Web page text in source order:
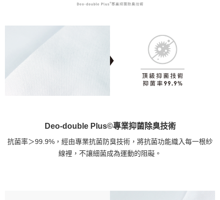
Deo-double Plus©專業抑菌除臭技術
抗菌率＞99.9%，經由專業抗菌防臭技術，將抗菌功能織入每一根紗
線裡，不讓細菌成為運動的阻礙。